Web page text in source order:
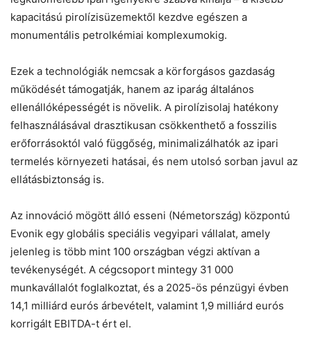
kapacitású pirolízisüzemektől kezdve egészen a
monumentális petrolkémiai komplexumokig.
Ezek a technológiák nemcsak a körforgásos gazdaság
működését támogatják, hanem az iparág általános
ellenállóképességét is növelik. A pirolízisolaj hatékony
felhasználásával drasztikusan csökkenthető a fosszilis
erőforrásoktól való függőség, minimalizálhatók az ipari
termelés környezeti hatásai, és nem utolsó sorban javul az
ellátásbiztonság is.
Az innováció mögött álló esseni (Németország) központú
Evonik egy globális speciális vegyipari vállalat, amely
jelenleg is több mint 100 országban végzi aktívan a
tevékenységét. A cégcsoport mintegy 31 000
munkavállalót foglalkoztat, és a 2025-ös pénzügyi évben
14,1 milliárd eurós árbevételt, valamint 1,9 milliárd eurós
korrigált EBITDA-t ért el.